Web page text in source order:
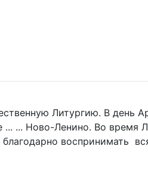
Литургию. В день
... Ново-Ленино. Во время
воспринимать